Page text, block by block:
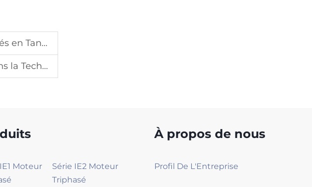
Eprouvé
Moteurs
Moteur
Série IE2 Moteur
Triphasé
À propos de nous
Profil De L'Entreprise